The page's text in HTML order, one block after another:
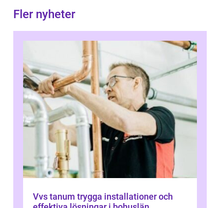
Fler nyheter
Vvs tanum trygga installationer och